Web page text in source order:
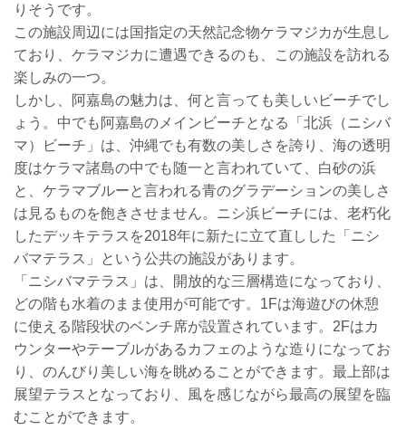
りそうです。
この施設周辺には国指定の天然記念物ケラマジカが生息し
ており、ケラマジカに遭遇できるのも、この施設を訪れる
楽しみの一つ。
しかし、阿嘉島の魅力は、何と言っても美しいビーチでし
ょう。中でも阿嘉島のメインビーチとなる「北浜（ニシバ
マ）ビーチ」は、沖縄でも有数の美しさを誇り、海の透明
度はケラマ諸島の中でも随一と言われていて、白砂の浜
と、ケラマブルーと言われる青のグラデーションの美しさ
は見るものを飽きさせません。ニシ浜ビーチには、老朽化
したデッキテラスを2018年に新たに立て直しした「ニシ
バマテラス」という公共の施設があります。
「ニシバマテラス」は、開放的な三層構造になっており、
どの階も水着のまま使用が可能です。1Fは海遊びの休憩
に使える階段状のベンチ席が設置されています。2Fはカ
ウンターやテーブルがあるカフェのような造りになってお
り、のんびり美しい海を眺めることができます。最上部は
展望テラスとなっており、風を感じながら最高の展望を臨
むことができます。